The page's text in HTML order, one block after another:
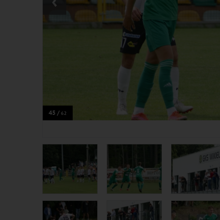
45 / 62